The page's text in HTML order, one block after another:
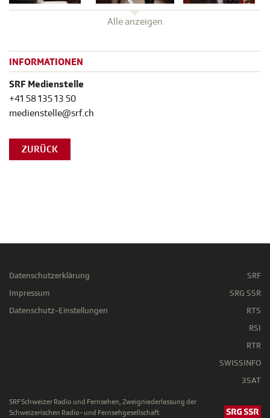
Alle anzeigen
INFORMATIONEN
SRF Medienstelle
+41 58 135 13 50
medienstelle@srf.ch
ZURÜCK
Datenschutzerklärung
Impressum
Datenschutz-Einstellungen
SRF
SRG SSR
RTS
RSI
RTR
SWISSINFO
3SAT
SRF Schweizer Radio und Fernsehen, Zweigniederlassung der
Schweizerischen Radio- und Fernsehgesellschaft